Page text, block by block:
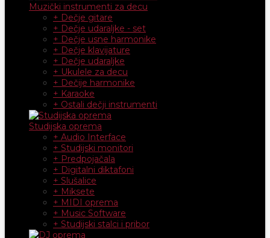
Muzički instrumenti za decu
+ Dečje gitare
+ Dečje udaraljke - set
+ Dečje usne harmonike
+ Dečje klavijature
+ Dečje udaraljke
+ Ukulele za decu
+ Dečije harmonike
+ Karaoke
+ Ostali dečji instrumenti
Studijska oprema
+ Audio Interface
+ Studijski monitori
+ Predpojačala
+ Digitalni diktafoni
+ Slušalice
+ Miksete
+ MIDI oprema
+ Music Software
+ Studijski stalci i pribor